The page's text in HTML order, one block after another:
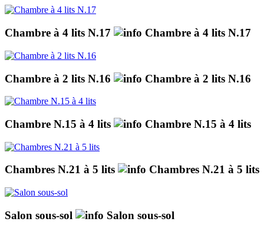
Chambre à 4 lits N.17 Chambre à 4 lits N.17
Chambre à 2 lits N.16 Chambre à 2 lits N.16
Chambre N.15 à 4 lits Chambre N.15 à 4 lits
Chambres N.21 à 5 lits Chambres N.21 à 5 lits
Salon sous-sol Salon sous-sol